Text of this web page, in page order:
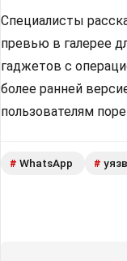
Специалисты
превью в галерее
гаджетов с
более ранней
пользователям
# WhatsApp #